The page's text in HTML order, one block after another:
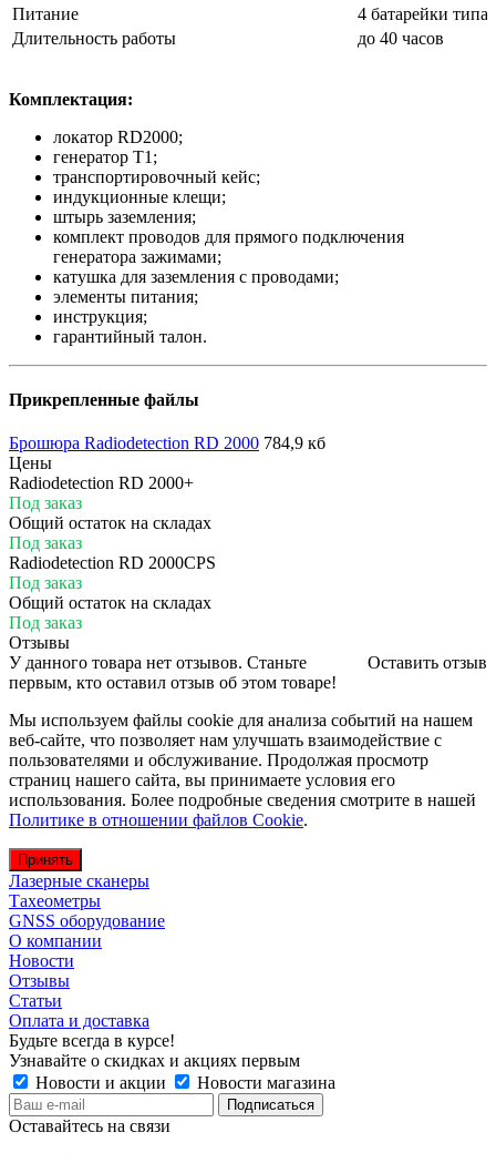
Питание
4 батарейки
Длительность работы
до 40 часов
Комплектация:
локатор RD2000;
генератор T1;
транспортировочный кейс;
индукционные клещи;
штырь заземления;
комплект проводов для прямого подключения
генератора зажимами;
катушка для заземления с проводами;
элементы питания;
инструкция;
гарантийный талон.
Прикрепленные файлы
Брошюра Radiodetection RD 2000 784,9 кб
Цены
Radiodetection RD 2000+
Под заказ
Общий остаток на складах
Под заказ
Radiodetection RD 2000CPS
Под заказ
Общий остаток на складах
Под заказ
Отзывы
Оставить отзыв
У данного товара нет отзывов. Станьте
первым, кто оставил отзыв об этом товаре!
Мы используем файлы cookie для анализа событий на нашем
веб-сайте, что позволяет нам улучшать взаимодействие с
пользователями и обслуживание. Продолжая просмотр
страниц нашего сайта, вы принимаете условия его
использования. Более подробные сведения смотрите в нашей
Политике в отношении файлов Cookie.
Принять
Лазерные сканеры
Тахеометры
GNSS оборудование
О компании
Новости
Отзывы
Статьи
Оплата и доставка
Будьте всегда в курсе!
Узнавайте о скидках и акциях первым
Новости и акции
Новости магазина
Оставайтесь на связи